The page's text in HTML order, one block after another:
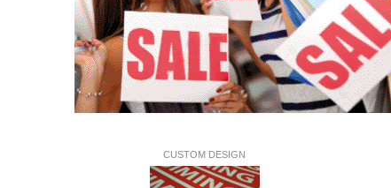
CUSTOM DESIGN